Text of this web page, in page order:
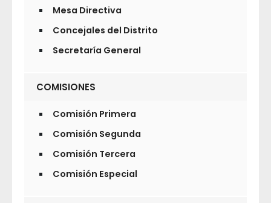
Mesa Directiva
Concejales del Distrito
Secretaría General
COMISIONES
Comisión Primera
Comisión Segunda
Comisión Tercera
Comisión Especial